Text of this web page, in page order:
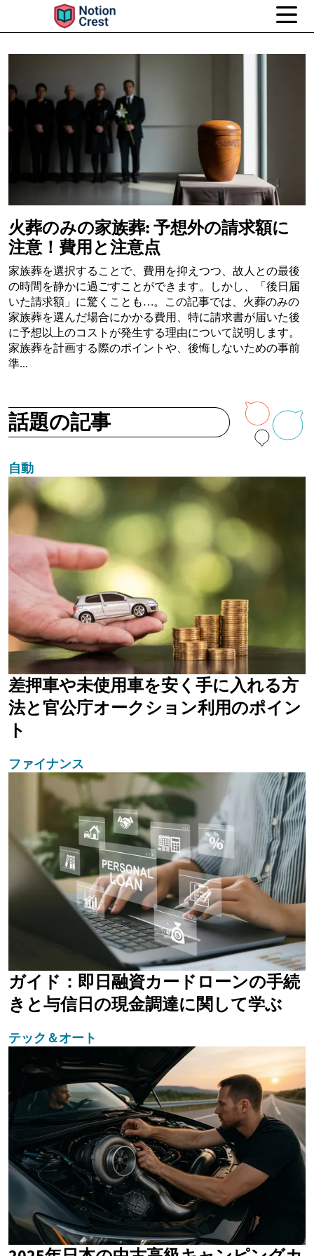
火葬のみの家族葬: 予想外の請求額に
注意！費用と注意点
家族葬を選択することで、費用を抑えつつ、故人との最後
の時間を静かに過ごすことができます。しかし、「後日届
いた請求額」に驚くことも…。この記事では、火葬のみの
家族葬を選んだ場合にかかる費用、特に請求書が届いた後
に予想以上のコストが発生する理由について説明します。
家族葬を計画する際のポイントや、後悔しないための事前
準...
話題の記事
自動
差押車や未使用車を安く手に入れる方
法と官公庁オークション利用のポイン
ト
ファイナンス
ガイド：即日融資カードローンの手続
きと与信日の現金調達に関して学ぶ
テック＆オート